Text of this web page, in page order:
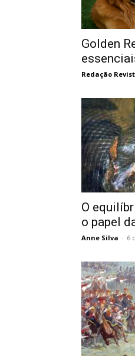
Golden
Redação
O
o papel
Anne Silva - 6